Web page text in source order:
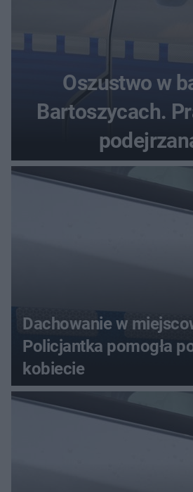
Oszustwo w
Bartoszycach.
przywłaszczenie
Dachowanie w
Policjantka pomogła
kobiecie